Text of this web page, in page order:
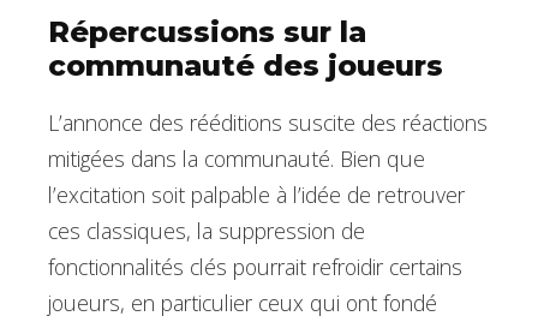
Répercussions sur la
communauté des joueurs
L’annonce des rééditions suscite des réactions
mitigées dans la communauté. Bien que
l’excitation soit palpable à l’idée de retrouver
ces classiques, la suppression de
fonctionnalités clés pourrait refroidir certains
joueurs, en particulier ceux qui ont fondé